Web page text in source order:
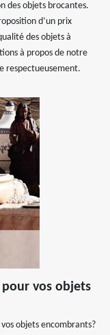
des objets brocantes.
d’un prix
des objets à
à propos de notre
respectueusement.
vos objets
objets encombrants?